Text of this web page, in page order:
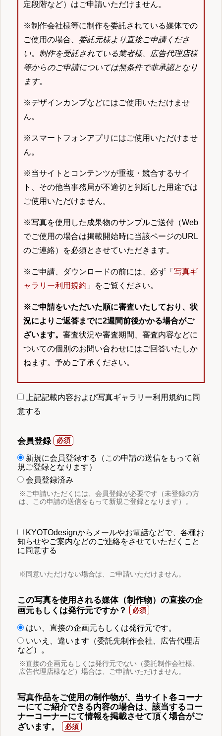
定段階など）はご申請いただけません。
※制作会社様等に制作を委託されている媒体での
ご使用の場合、 委託元様より直接ご申請くださ
い。 制作を受託されている業者様、広告代理店様
等からのご申請については無条件で非承認となり
ます。
※デザインカンプなどにはご使用いただけませ
ん。
※スマートフォンアプリにはご使用いただけませ
ん。
※当サイトとコンテンツが重複・競合するサイ
ト、その他当事務局が不適切と判断した用途では
ご使用いただけません。
※写真を使用した成果物のサンプルご送付（Web
でご使用の場合は掲載開始時に当該ページのURL
のご連絡）を必須とさせていただきます。
※ご申請、ダウンロードの前には、必ず「 写真ギ
ャラリー利用規約 」をご覧ください。
※ご申請をいただいた順に審査いたしており、状
況によりご返答までに2週間前後かかる場合がご
ざいます。 審査状況や審査期間、審査内容などに
ついての個別のお問い合わせにはご回答いたしか
ねます。予めご了承ください。
上記記載内容および写真ギャラリー利用規約に同
意する
会員登録
新規に会員登録する（この申請の送信をもって新
規ご登録となります）
会員登録済み
※ご申請いただくには、会員登録が必要です（未登録の方
は、この申請の送信をもって新規ご登録となります）。
KYOTOdesignからメールやお電話などで、各種お
知らせやご案内などのご連絡をさせていただくこと
に同意する
※同意いただけない場合は、ご申請いただけません。
この写真を使用される媒体（制作物）の直接の企
画元もしくは発行元ですか？
はい、直接の企画元もしくは発行元です。
いいえ、違います（委託先制作会社、広告代理店
など）。
※直接の企画元もしくは発行元でない（委託制作会社様、
広告代理店様など）場合は、ご申請いただけません。
写真作品をご使用の制作物が、当サイト各コーナ
ーにてご紹介できる内容の場合は、該当するコー
ナーコーナーにて情報を掲載させて頂く場合がご
ざいます。